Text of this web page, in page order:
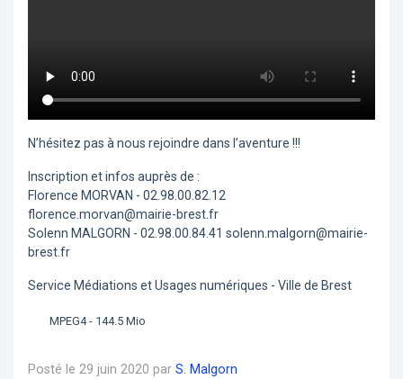
N’hésitez pas à nous rejoindre dans l’aventure !!!
Inscription et infos auprès de :
Florence MORVAN - 02.98.00.82.12
florence.morvan@mairie-brest.fr
Solenn MALGORN - 02.98.00.84.41 solenn.malgorn@mairie-
brest.fr
Service Médiations et Usages numériques - Ville de Brest
MPEG4 - 144.5 Mio
Posté le 29 juin 2020 par S. Malgorn